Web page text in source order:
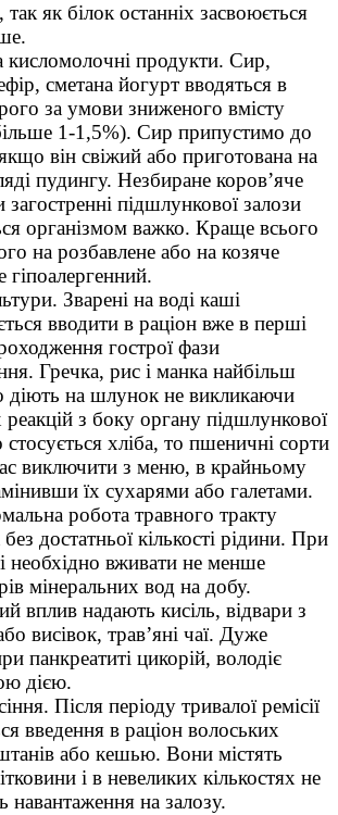
так як білок останніх засвоюється
кисломолочні продукти. Сир,
сметана йогурт вводяться в
за умови зниженого вмісту
1-1,5%). Сир припустимо до
він свіжий або приготована на
пудингу. Незбиране коров’яче
підшлункової залози
організмом важко. Краще всього
на розбавлене або на козяче
гіпоалергенний.
Зварені на воді каші
вводити в раціон вже в перші
гострої фази
Гречка, рис і манка найбільш
діють на шлунок не викликаючи
реакцій з боку органу підшлункової
хліба, то пшеничні сорти
виключити з меню, в крайньому
їх сухарями або галетами.
робота травного тракту
достатньої кількості рідини. При
необхідно вживати не менше
мінеральних вод на добу.
вплив надають кисіль, відвари з
висівок, трав’яні чаї. Дуже
панкреатиті цикорій, володіє
дією.
Після періоду тривалої ремісії
введення в раціон волоських
або кешью. Вони містять
і в невеликих кількостях не
навантаження на залозу.